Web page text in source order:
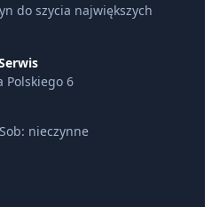
do szycia największych
Polskiego 6
nieczynne